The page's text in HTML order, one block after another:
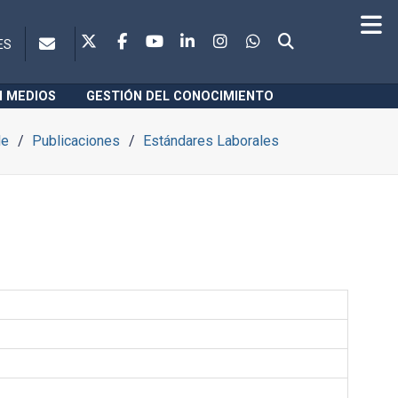
MEDIOS GESTIÓN DEL CONOCIMIENTO
Publicaciones Estándares Laborales